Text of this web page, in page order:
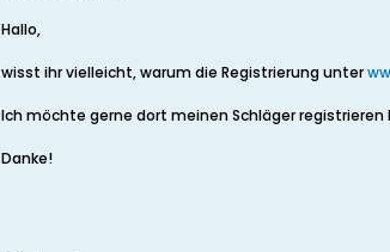
Hallo,
wisst ihr vielleicht, warum die Registrierung unter
Ich möchte gerne dort meinen Schläger
Danke!